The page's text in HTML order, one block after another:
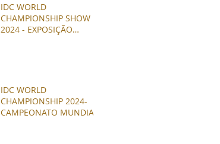
IDC WORLD
CHAMPIONSHIP SHOW
2024 - EXPOSIÇÃO
IDC WORLD
CHAMPIONSHIP 2024-
CAMPEONATO MUNDIAL